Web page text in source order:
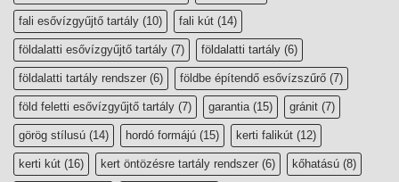
fali esővízgyűjtő tartály (10) fali kút (14)
földalatti esővízgyűjtő tartály (7) földalatti tartály (6)
földalatti tartály rendszer (6) földbe építendő esővízszűrő (7)
föld feletti esővízgyűjtő tartály (7) garantia (15) gránit (7)
görög stílusú (14) hordó formájú (15) kerti falikút (12)
kerti kút (16) kert öntözésre tartály rendszer (6) kőhatású (8)